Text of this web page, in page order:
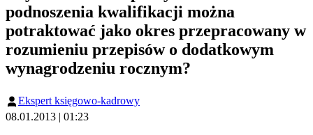
podnoszenia kwalifikacji można
potraktować jako okres przepracowany w
rozumieniu przepisów o dodatkowym
wynagrodzeniu rocznym?
Ekspert księgowo-kadrowy
08.01.2013 | 01:23